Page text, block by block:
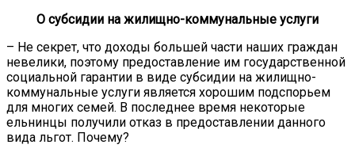
О субсидии на жилищно-коммунальные услуги
– Не секрет, что доходы большей части наших граждан
невелики, поэтому предоставление им государственной
социальной гарантии в виде субсидии на жилищно-
коммунальные услуги является хорошим подспорьем
для многих семей. В последнее время некоторые
ельнинцы получили отказ в предоставлении данного
вида льгот. Почему?